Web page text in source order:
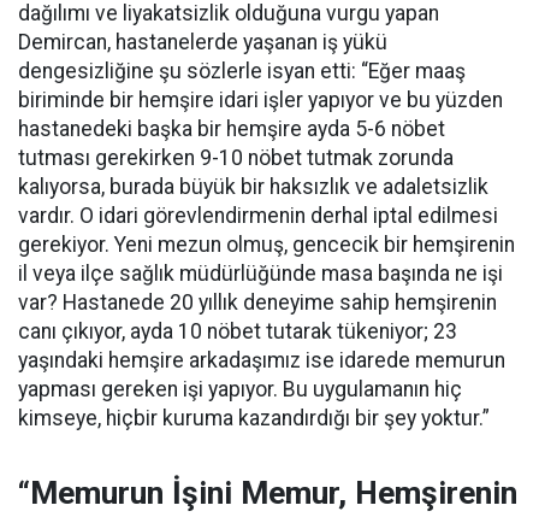
dağılımı ve liyakatsizlik olduğuna vurgu yapan
Demircan, hastanelerde yaşanan iş yükü
dengesizliğine şu sözlerle isyan etti: “Eğer maaş
biriminde bir hemşire idari işler yapıyor ve bu yüzden
hastanedeki başka bir hemşire ayda 5-6 nöbet
tutması gerekirken 9-10 nöbet tutmak zorunda
kalıyorsa, burada büyük bir haksızlık ve adaletsizlik
vardır. O idari görevlendirmenin derhal iptal edilmesi
gerekiyor. Yeni mezun olmuş, gencecik bir hemşirenin
il veya ilçe sağlık müdürlüğünde masa başında ne işi
var? Hastanede 20 yıllık deneyime sahip hemşirenin
canı çıkıyor, ayda 10 nöbet tutarak tükeniyor; 23
yaşındaki hemşire arkadaşımız ise idarede memurun
yapması gereken işi yapıyor. Bu uygulamanın hiç
kimseye, hiçbir kuruma kazandırdığı bir şey yoktur.”
“Memurun İşini Memur, Hemşirenin